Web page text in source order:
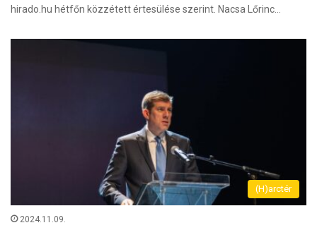
hirado.hu hétfőn közzétett értesülése szerint. Nacsa Lőrinc…
(H)arctér
2024.11.09.